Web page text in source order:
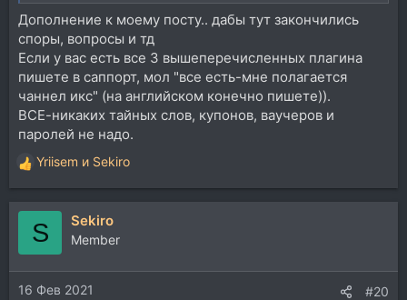
www.plugin-alliance.com
Дополнение к моему посту.. дабы тут закончились
споры, вопросы и тд
Если у вас есть все 3 вышеперечисленных плагина
пишете в саппорт, мол "все есть-мне полагается
чаннел икс" (на английском конечно пишете)).
ВСЕ-никаких тайных слов, купонов, ваучеров и
паролей не надо.
Р
е
а
и
и
:
Yriisem и Sekiro
S Sekiro
Member
16 Фев 2021 #20